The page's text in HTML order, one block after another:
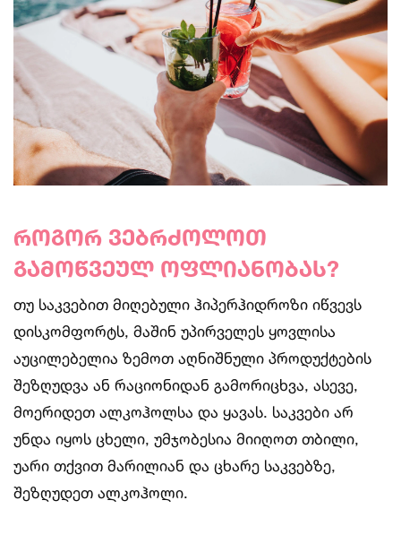
როგორ ვებრძოლოთ
გამოწვეულ ოფლიანობას?
თუ საკვებით მიღებული ჰიპერჰიდროზი იწვევს
დისკომფორტს, მაშინ უპირველეს ყოვლისა
აუცილებელია ზემოთ აღნიშნული პროდუქტების
შეზღუდვა ან რაციონიდან გამორიცხვა, ასევე,
მოერიდეთ ალკოჰოლსა და ყავას. საკვები არ
უნდა იყოს ცხელი, უმჯობესია მიიღოთ თბილი,
უარი თქვით მარილიან და ცხარე საკვებზე,
შეზღუდეთ ალკოჰოლი.